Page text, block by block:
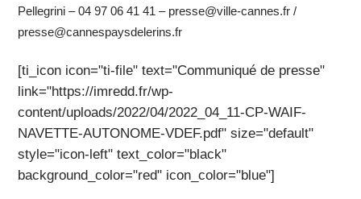
Pellegrini – 04 97 06 41 41 – presse@ville-cannes.fr /
presse@cannespaysdelerins.fr
[ti_icon icon="ti-file" text="Communiqué de presse"
link="https://imredd.fr/wp-
content/uploads/2022/04/2022_04_11-CP-WAIF-
NAVETTE-AUTONOME-VDEF.pdf" size="default"
style="icon-left" text_color="black"
background_color="red" icon_color="blue"]